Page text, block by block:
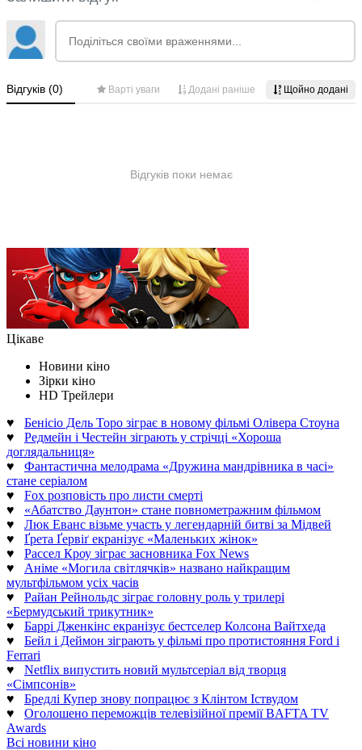
Цікаве
Новини кіно
Зірки кіно
HD Трейлери
♥ Бенісіо Дель Торо зіграє в новому фільмі Олівера Стоуна
♥ Редмейн і Честейн зіграють у стрічці «Хороша
доглядальниця»
♥ Фантастична мелодрама «Дружина мандрівника в часі»
стане серіалом
♥ Fox розповість про листи смерті
♥ «Абатство Даунтон» стане повнометражним фільмом
♥ Люк Еванс візьме участь у легендарній битві за Мідвей
♥ Ґрета Ґервіґ екранізує «Маленьких жінок»
♥ Рассел Кроу зіграє засновника Fox News
♥ Аніме «Могила світлячків» названо найкращим
мультфільмом усіх часів
♥ Райан Рейнольдс зіграє головну роль у трилері
«Бермудський трикутник»
♥ Баррі Дженкінс екранізує бестселер Колсона Вайтхеда
♥ Бейл і Деймон зіграють у фільмі про протистояння Ford і
Ferrari
♥ Netflix випустить новий мультсеріал від творця
«Сімпсонів»
♥ Бредлі Купер знову попрацює з Клінтом Іствудом
♥ Оголошено переможців телевізійної премії BAFTA TV
Awards
Всі новини кіно